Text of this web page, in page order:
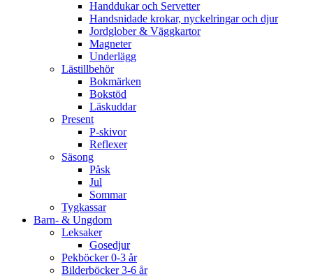
Handdukar och Servetter
Handsnidade krokar, nyckelringar och djur
Jordglober & Väggkartor
Magneter
Underlägg
Lästillbehör
Bokmärken
Bokstöd
Läskuddar
Present
P-skivor
Reflexer
Säsong
Påsk
Jul
Sommar
Tygkassar
Barn- & Ungdom
Leksaker
Gosedjur
Pekböcker 0-3 år
Bilderböcker 3-6 år